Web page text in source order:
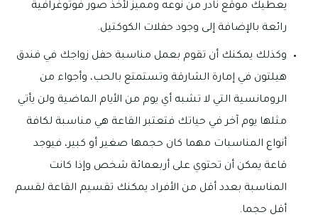
يعطيك موقع نادر من نوعه ومميز لأخذ صور فوتوغرافية
رائعة بالإضافة إلى وجود حفلات الكوكتيل.
وكذلك يمكنك أن تقوم بعمل مناسبة حفل زواجك في فندق
هيلتون في إمارة الشارقة وتستمتع بالحب، وأجواء من
الرومانسية التي لا تشبه أي يوم من الأيام الماضية ولن يأتي
مثلها يوم آخر في حياتك فتعتبر القاعة هي مناسبة لكافة
أنواع المناسبات مهما كان حجمها صغير أو كبير، فيوجد
قاعة يمكن أن تحتوي على أربعمائة شخص وإذا كانت
المناسبة بعدد أقل من الأفراد يمكنك تقسيم القاعة لقسم
أقل حجما.